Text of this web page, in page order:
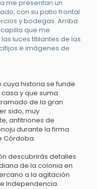
me presentan un
con su patio frontal
y bodegas. Arriba
que me
luces titilantes de las
e imágenes de
cuya historia se funde
y que suma
de la gran
sido, muy
anfitriones de
durante la firma
Córdoba.
descubrirás detalles
de la colonia en
a la agitación
Independencia.